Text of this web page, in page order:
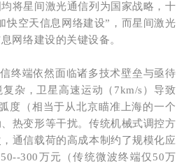
将星间激光通信列为国家战略，十
快空天信息网络建设”，而星间激光
网络建设的关键设备。
终端依然面临诸多技术壁垒与亟待
杂，卫星高速运动（7km/s）导致
度（相当于从北京瞄准上海的一个
热变形等干扰。传统机械式调控方
通信载荷的高成本制约了规模化应
300万元（传统微波终端仅50万